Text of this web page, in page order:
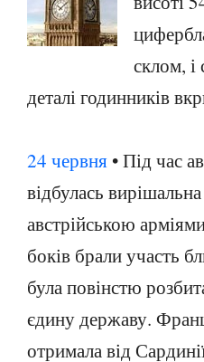
склом,
деталі годинників
24 червня • Під час
відбулась
австрійською
боків брали участь
була повінстю
єдину державу.
отримала від